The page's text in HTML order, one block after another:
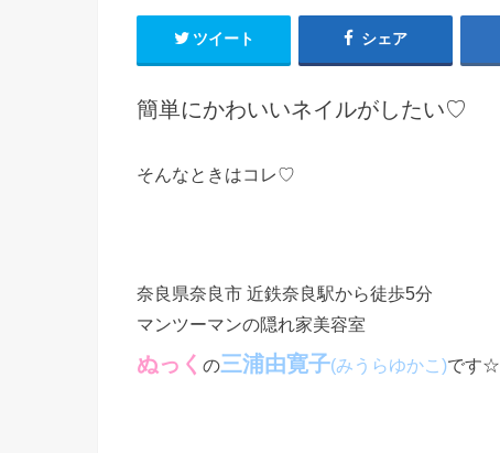
ツイート シェア
簡単にかわいいネイルがしたい♡
そんなときはコレ♡
奈良県奈良市 近鉄奈良駅から徒歩5分
マンツーマンの隠れ家美容室
ぬっく の三浦由寛子(みうらゆかこ)です☆